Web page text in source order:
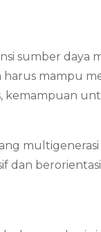
sumber daya
mampu
berorientasi